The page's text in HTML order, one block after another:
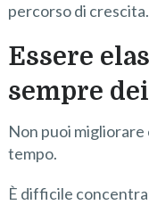
percorso di crescita.
Essere
sempre
Non puoi
tempo.
È difficile